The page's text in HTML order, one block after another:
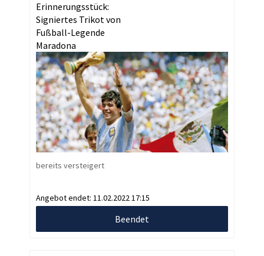
Erinnerungsstück:
Signiertes Trikot von
Fußball-Legende
Maradona
bereits versteigert
Angebot endet: 11.02.2022 17:15
Beendet